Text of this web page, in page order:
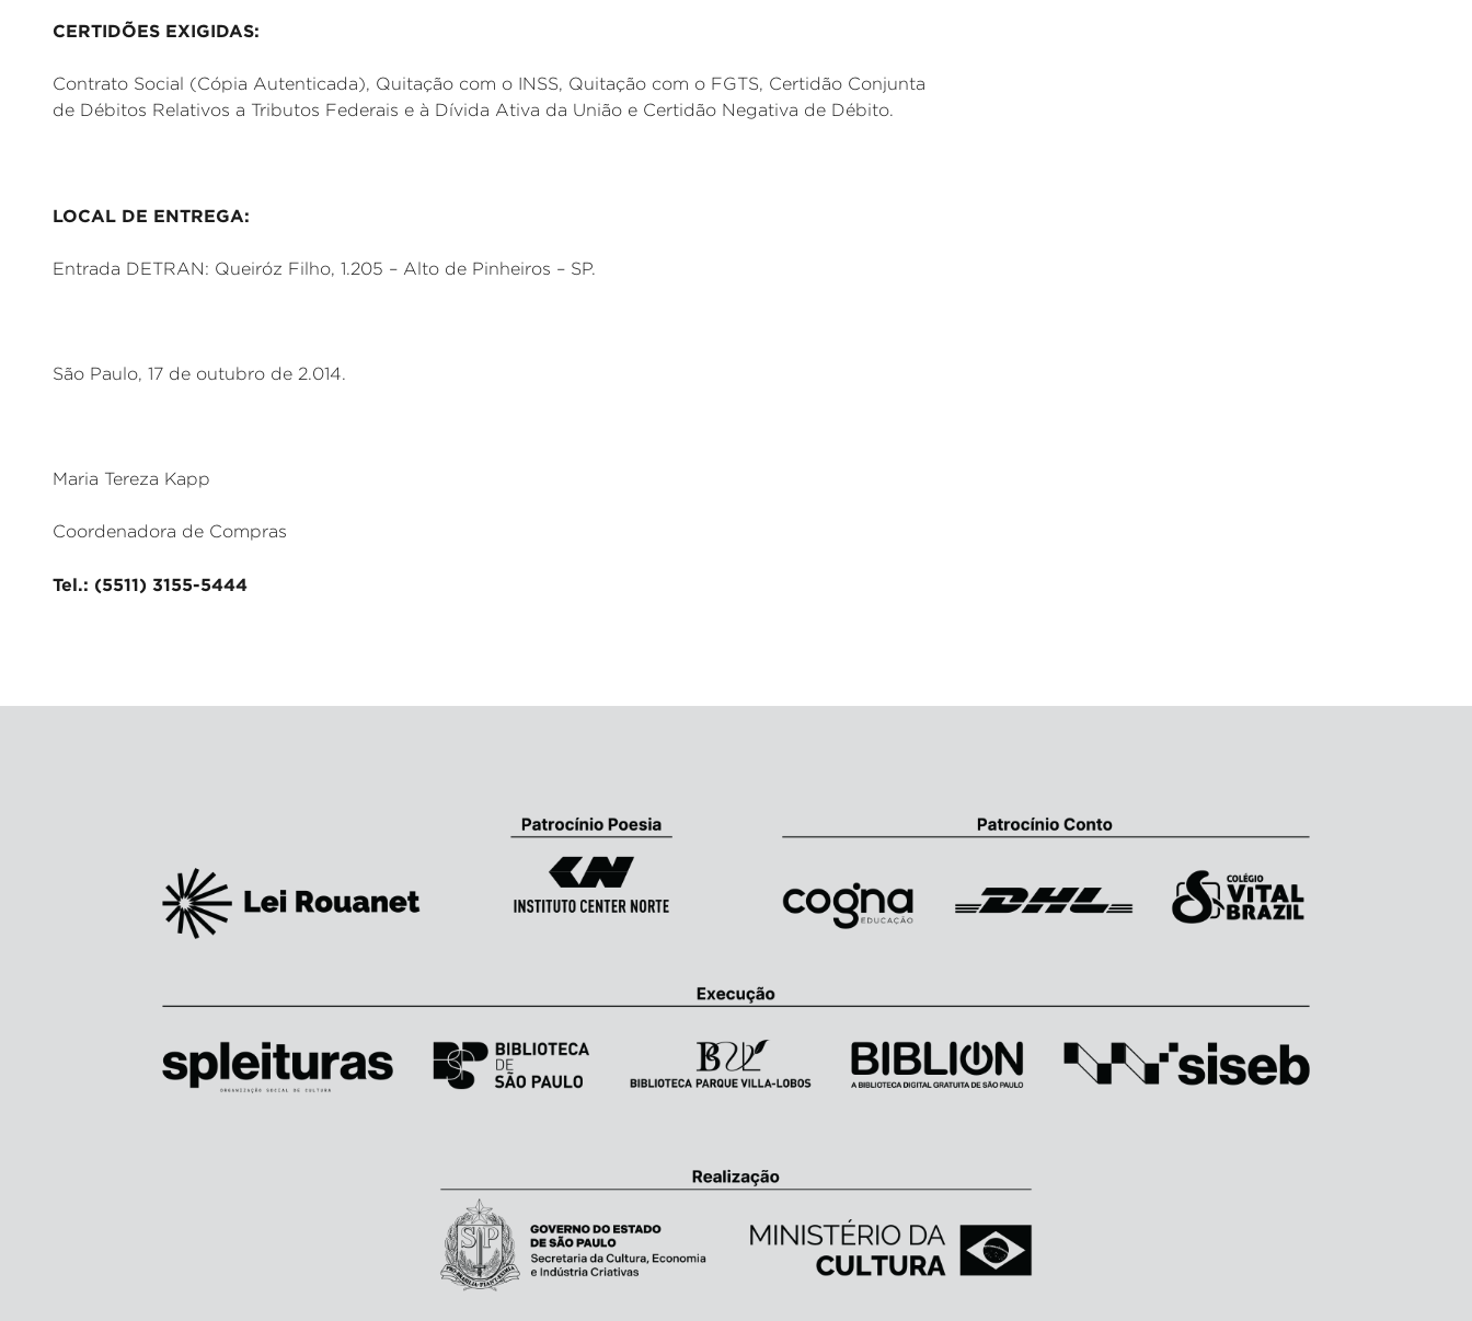
CERTIDÕES EXIGIDAS:
Contrato Social (Cópia Autenticada), Quitação com o INSS, Quitação com o FGTS, Certidão Conjunta
de Débitos Relativos a Tributos Federais e à Dívida Ativa da União e Certidão Negativa de Débito.
LOCAL DE ENTREGA:
Entrada DETRAN: Queiróz Filho, 1.205 – Alto de Pinheiros – SP.
São Paulo, 17 de outubro de 2.014.
Maria Tereza Kapp
Coordenadora de Compras
Tel.: (5511) 3155-5444